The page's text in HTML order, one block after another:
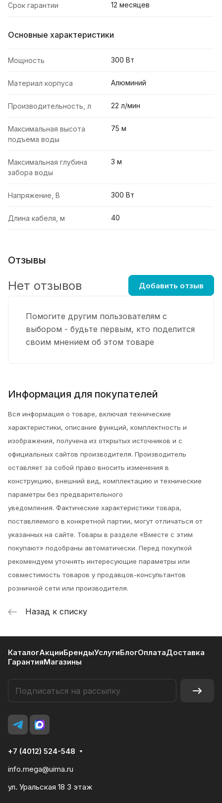
Срок гарантии 12 месяцев
Основные характеристики
Мощность 300 Вт
Материал корпуса Алюминий
Производительность, л 22 л/мин
Максимальная высота
подъема воды
75 м
Максимальная глубина
забора воды
3 м
Напряжение, В 300 Вт
Длина кабеля, м 40
Отзывы
Помогите другим пользователям с
выбором - будьте первым, кто поделится
своим мнением об этом товаре
Нет отзывов Добавить отзыв
Информация для покупателей
Вся информация о товаре, включая технические
характеристики, описание функций, комплектность и
изображения, получена из открытых источников и с
официальных сайтов производителя. Производитель
оставляет за собой право вносить изменения в
конструкцию, внешний вид, комплектацию и технические
параметры без предварительного
уведомления. Фактические характеристики товара,
поставляемого в конкретной партии, могут отличаться от
указанных на сайте. Товары в разделе «Вместе с этим
покупают» подобраны автоматически. Перед покупкой
рекомендуем уточнять интересующие параметры или
совместимость товаров у продавцов-консультантов
розничной сети или производителя.
Назад к списку
КаталогАкцииБрендыУслугиБлогОплатаДоставка
ГарантияМагазины
+7 (4012) 524-548
info.mega@uima.ru
ул. Уральская 18 3 этаж